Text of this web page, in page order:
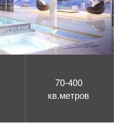
70-400
кв.метров